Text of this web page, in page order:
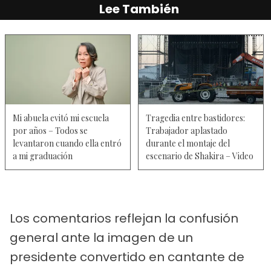
Lee También
Mi abuela evitó mi escuela
por años – Todos se
levantaron cuando ella entró
a mi graduación
Tragedia entre bastidores:
Trabajador aplastado
durante el montaje del
escenario de Shakira – Video
Los comentarios reflejan la confusión
general ante la imagen de un
presidente convertido en cantante de